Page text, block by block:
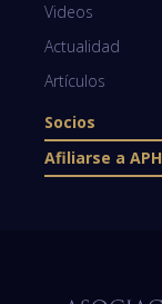
Videos
Actualidad
Artículos
Socios
Afiliarse a APH